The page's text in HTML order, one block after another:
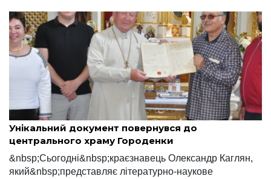
Редакція "Край"
Унікальний документ повернувся до
центрального храму Городенки
&nbsp;Сьогодні&nbsp;краєзнавець Олександр Каглян,
який&nbsp;представляє літературно-наукове